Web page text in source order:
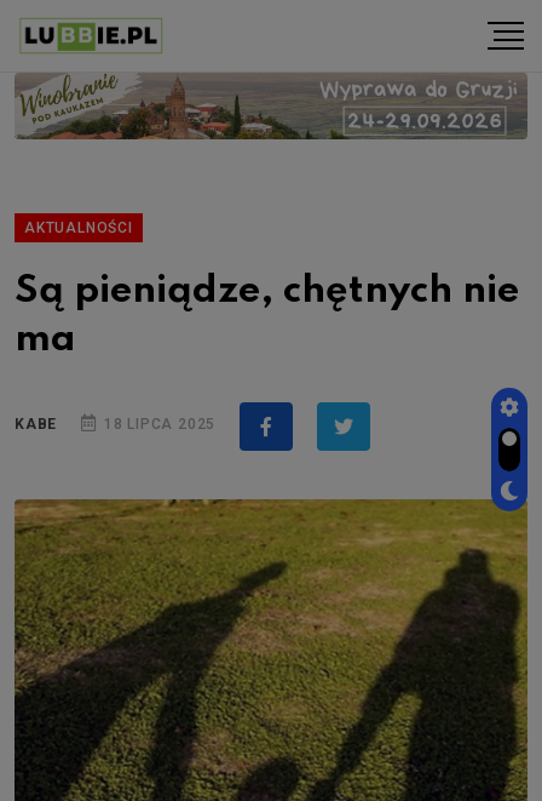
AKTUALNOŚCI
Są pieniądze, chętnych nie
ma
KABE 18 LIPCA 2025